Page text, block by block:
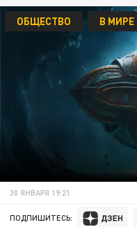
ОБЩЕСТВО В МИРЕ
30 ЯНВАРЯ 19:21
ПОДПИШИТЕСЬ: